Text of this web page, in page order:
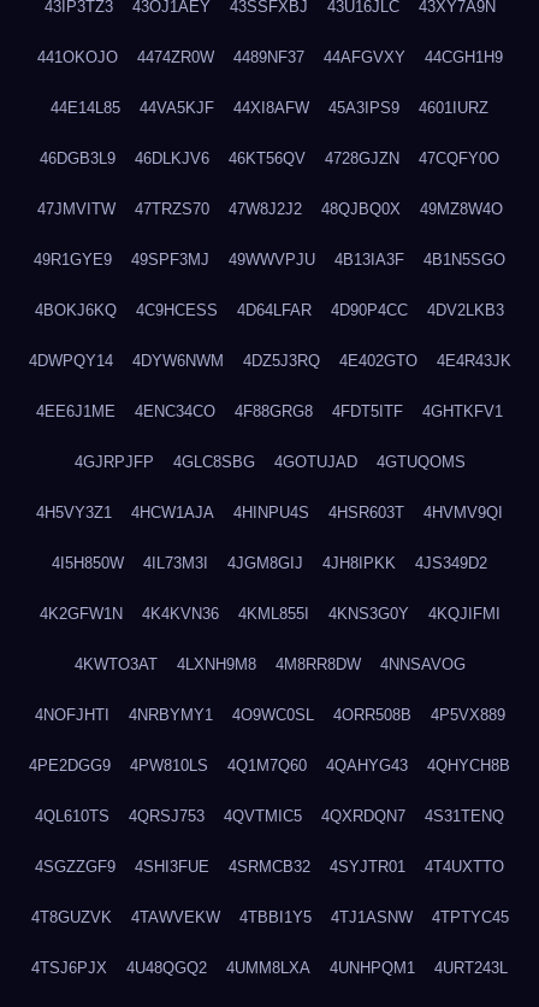
43IP3TZ3 43OJ1AEY 43SSFXBJ 43U16JLC 43XY7A9N
441OKOJO 4474ZR0W 4489NF37 44AFGVXY 44CGH1H9
44E14L85 44VA5KJF 44XI8AFW 45A3IPS9 4601IURZ
46DGB3L9 46DLKJV6 46KT56QV 4728GJZN 47CQFY0O
47JMVITW 47TRZS70 47W8J2J2 48QJBQ0X 49MZ8W4O
49R1GYE9 49SPF3MJ 49WWVPJU 4B13IA3F 4B1N5SGO
4BOKJ6KQ 4C9HCESS 4D64LFAR 4D90P4CC 4DV2LKB3
4DWPQY14 4DYW6NWM 4DZ5J3RQ 4E402GTO 4E4R43JK
4EE6J1ME 4ENC34CO 4F88GRG8 4FDT5ITF 4GHTKFV1
4GJRPJFP 4GLC8SBG 4GOTUJAD 4GTUQOMS
4H5VY3Z1 4HCW1AJA 4HINPU4S 4HSR603T 4HVMV9QI
4I5H850W 4IL73M3I 4JGM8GIJ 4JH8IPKK 4JS349D2
4K2GFW1N 4K4KVN36 4KML855I 4KNS3G0Y 4KQJIFMI
4KWTO3AT 4LXNH9M8 4M8RR8DW 4NNSAVOG
4NOFJHTI 4NRBYMY1 4O9WC0SL 4ORR508B 4P5VX889
4PE2DGG9 4PW810LS 4Q1M7Q60 4QAHYG43 4QHYCH8B
4QL610TS 4QRSJ753 4QVTMIC5 4QXRDQN7 4S31TENQ
4SGZZGF9 4SHI3FUE 4SRMCB32 4SYJTR01 4T4UXTTO
4T8GUZVK 4TAWVEKW 4TBBI1Y5 4TJ1ASNW 4TPTYC45
4TSJ6PJX 4U48QGQ2 4UMM8LXA 4UNHPQM1 4URT243L